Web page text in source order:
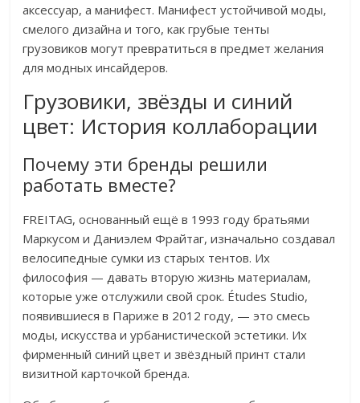
аксессуар, а манифест. Манифест устойчивой моды,
смелого дизайна и того, как грубые тенты
грузовиков могут превратиться в предмет желания
для модных инсайдеров.
Грузовики, звёзды и синий
цвет: История коллаборации
Почему эти бренды решили
работать вместе?
FREITAG, основанный ещё в 1993 году братьями
Маркусом и Даниэлем Фрайтаг, изначально создавал
велосипедные сумки из старых тентов. Их
философия — давать вторую жизнь материалам,
которые уже отслужили свой срок. Études Studio,
появившиеся в Париже в 2012 году, — это смесь
моды, искусства и урбанистической эстетики. Их
фирменный синий цвет и звёздный принт стали
визитной карточкой бренда.